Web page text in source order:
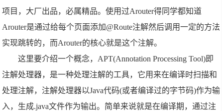
项目，大厂出品，必属精品。使用过Arouter得同学都知道
Arouter是通过给每个页面添加@Route注解然后调用一定的方法
实现跳转的，而Arouter的核心就是这个注解。
这里要介绍一个概念，APT(Annotation Processing Tool)即
注解处理器，是一种处理注解的工具，它用来在编译时扫描和
处理注解，注解处理器以Java代码(或者编译过的字节码)作为输
入，生成.java文件作为输出。简单来说就是在编译期，通过注